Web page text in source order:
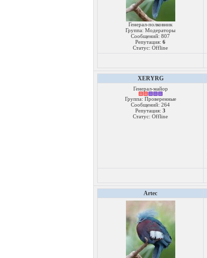
Генерал-полковник
Группа: Модераторы
Сообщений: 807
Репутация: 6
Статус: Offline
XERYRG
Генерал-майор
Группа: Проверенные
Сообщений: 264
Репутация: 3
Статус: Offline
Artec